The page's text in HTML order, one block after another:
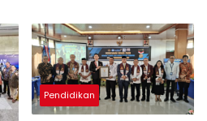
Pendidikan